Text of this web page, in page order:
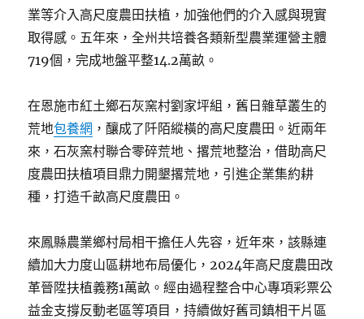
業等介入高尺度農田扶植，加強他們的介入感與現實
取得感。五年來，全州共培養各類新型農業運營主體
719個，完成地盤平整14.2萬畝。
在恩施市紅土鄉石灰窯村劉家坪組，舊日雜草叢生的
荒地包養網 ，釀成了阡陌縱橫的高尺度農田。近兩年
來，石灰窯村聯合零碎荒地、撂荒地整治，借助高尺
度農田扶植項目鼎力開墾撂荒地，引進企業集約耕
種，打造千畝高尺度農田。
來鳳縣農業鄉村局相干擔任人先容，近年來，該縣連
續加大力度山區耕地布局優化，2024年高尺度農田改
革晉陞扶植義務1萬畝。經由過程整合中心專項彩票公
益金支撐反動老區等項目，持續做好舊司鎮相干片區